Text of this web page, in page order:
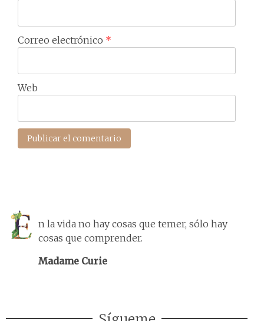
Correo electrónico *
Web
n la vida no hay cosas que temer, sólo hay
cosas que comprender.
Madame Curie